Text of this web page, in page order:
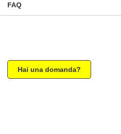
FAQ
Hai una domanda?